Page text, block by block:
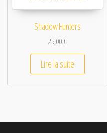
Shadow Hunters
25,00€
Lire la suite